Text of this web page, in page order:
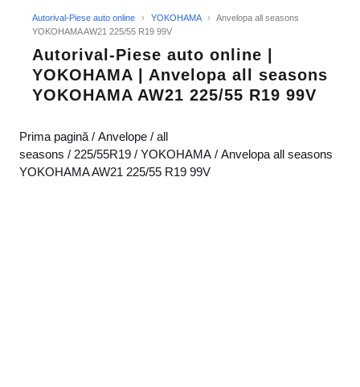
Autorival-Piese auto online › YOKOHAMA ›
Anvelopa all seasons
YOKOHAMA AW21 225/55 R19 99V
Autorival-Piese auto online |
YOKOHAMA | Anvelopa all seasons
YOKOHAMA AW21 225/55 R19 99V
Prima pagină / Anvelope / all
seasons / 225/55R19 / YOKOHAMA / Anvelopa all seasons
YOKOHAMA AW21 225/55 R19 99V